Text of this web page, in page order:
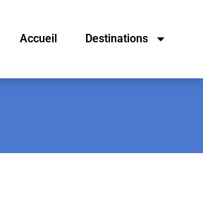
Accueil Destinations